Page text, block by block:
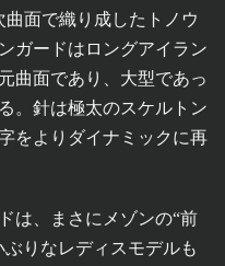
面で織り成したトノウ
ガードはロングアイラン
曲面であり、大型であっ
。針は極太のスケルトン
をよりダイナミックに再
は、まさにメゾンの“前
りなレディスモデルも